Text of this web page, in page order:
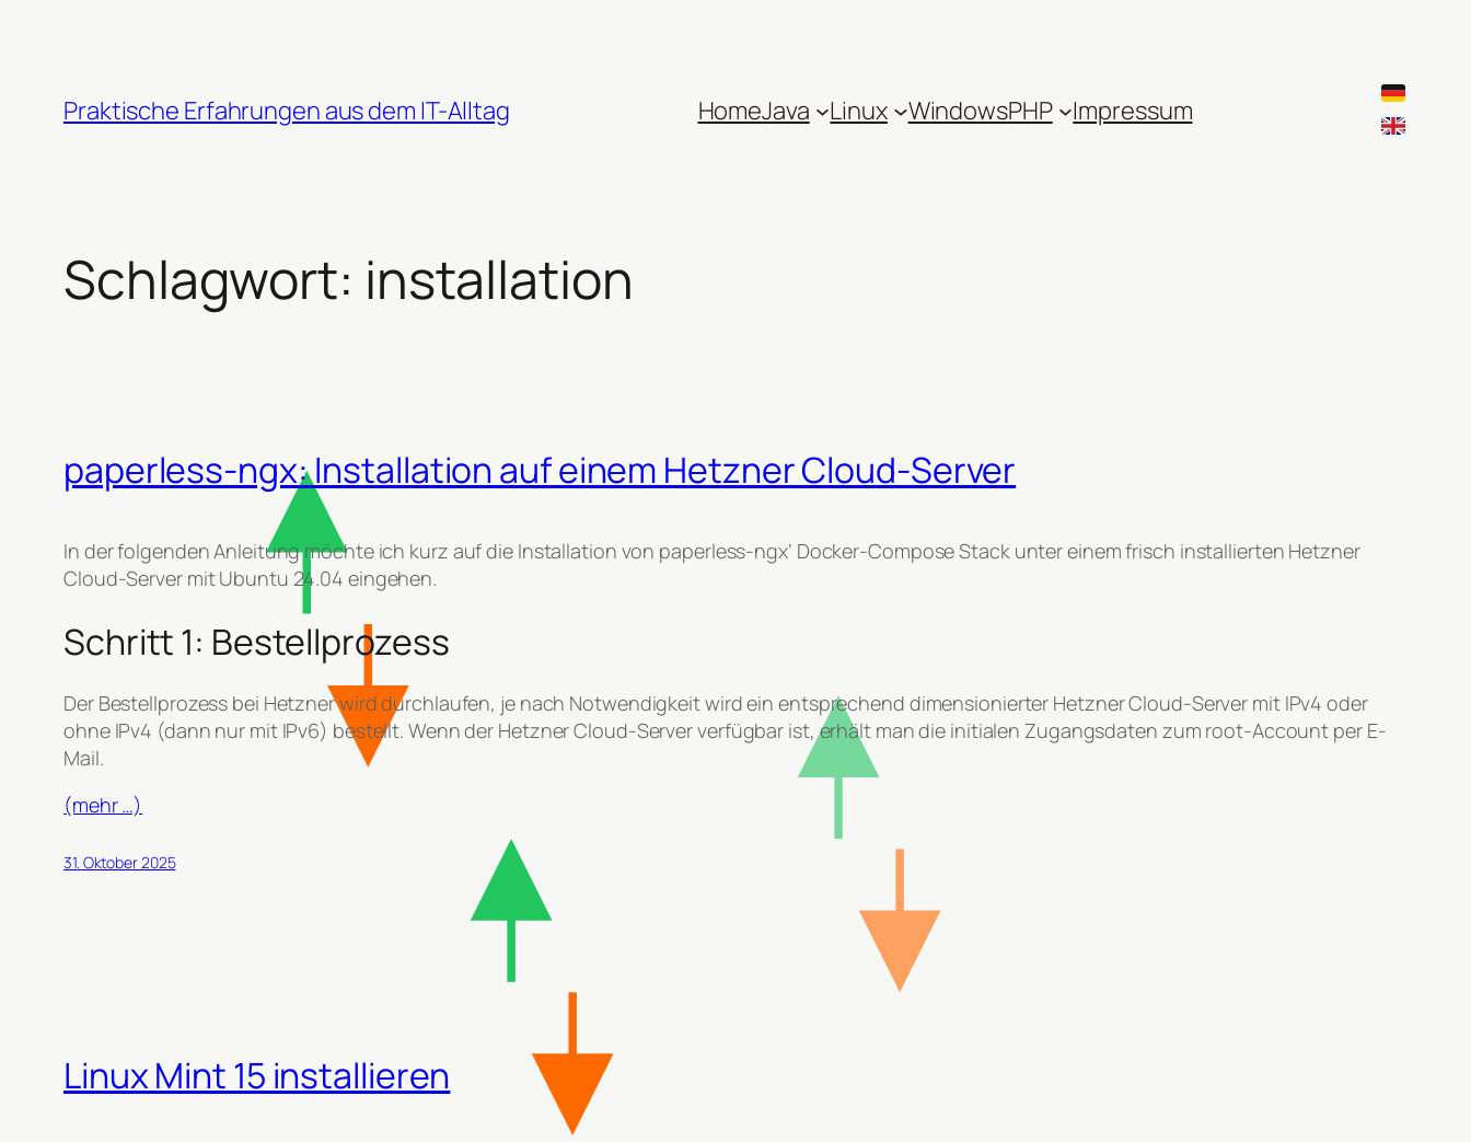
Praktische Erfahrungen aus dem IT-Alltag HomeJava Linux WindowsPHP Impressum
Schlagwort: installation
paperless-ngx: Installation auf einem Hetzner Cloud-Server
In der folgenden Anleitung möchte ich kurz auf die Installation von paperless-ngx‘ Docker-Compose Stack unter einem frisch installierten Hetzner
Cloud-Server mit Ubuntu 24.04 eingehen.
Schritt 1: Bestellprozess
Der Bestellprozess bei Hetzner wird durchlaufen, je nach Notwendigkeit wird ein entsprechend dimensionierter Hetzner Cloud-Server mit IPv4 oder
ohne IPv4 (dann nur mit IPv6) bestellt. Wenn der Hetzner Cloud-Server verfügbar ist, erhält man die initialen Zugangsdaten zum root-Account per E-
Mail.
(mehr …)
31. Oktober 2025
Linux Mint 15 installieren